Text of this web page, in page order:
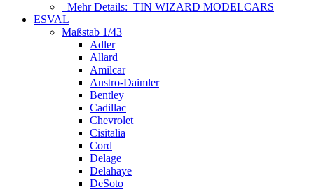
Mehr Details: TIN WIZARD MODELCARS
ESVAL
Maßstab 1/43
Adler
Allard
Amilcar
Austro-Daimler
Bentley
Cadillac
Chevrolet
Cisitalia
Cord
Delage
Delahaye
DeSoto